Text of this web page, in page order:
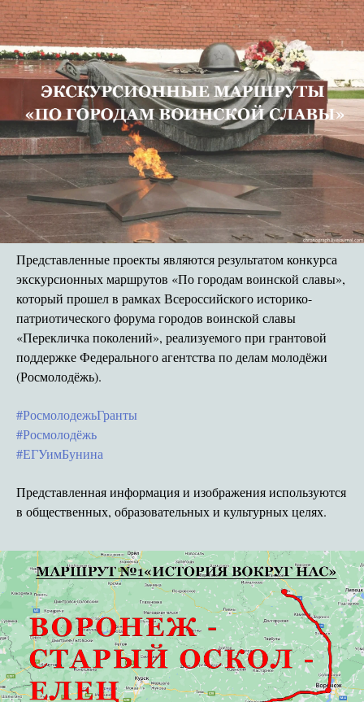
Представленные проекты являются результатом конкурса
экскурсионных маршрутов «По городам воинской славы»,
который прошел в рамках Всероссийского историко-
патриотического форума городов воинской славы
«Перекличка поколений», реализуемого при грантовой
поддержке Федерального агентства по делам молодёжи
(Росмолодёжь).
#РосмолодежьГранты
#Росмолодёжь
#ЕГУимБунина
Представленная информация и изображения используются
в общественных, образовательных и культурных целях.